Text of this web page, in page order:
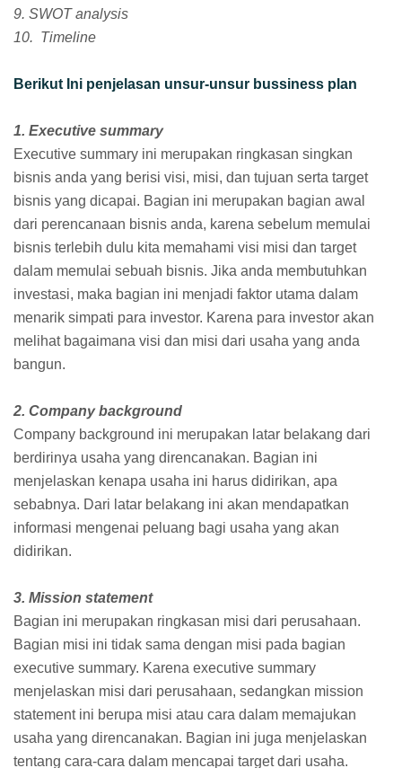
9. SWOT analysis
10. Timeline
Berikut Ini penjelasan unsur-unsur bussiness plan
1. Executive summary
Executive summary ini merupakan ringkasan singkan
bisnis anda yang berisi visi, misi, dan tujuan serta target
bisnis yang dicapai. Bagian ini merupakan bagian awal
dari perencanaan bisnis anda, karena sebelum memulai
bisnis terlebih dulu kita memahami visi misi dan target
dalam memulai sebuah bisnis. Jika anda membutuhkan
investasi, maka bagian ini menjadi faktor utama dalam
menarik simpati para investor. Karena para investor akan
melihat bagaimana visi dan misi dari usaha yang anda
bangun.
2. Company background
Company background ini merupakan latar belakang dari
berdirinya usaha yang direncanakan. Bagian ini
menjelaskan kenapa usaha ini harus didirikan, apa
sebabnya. Dari latar belakang ini akan mendapatkan
informasi mengenai peluang bagi usaha yang akan
didirikan.
3. Mission statement
Bagian ini merupakan ringkasan misi dari perusahaan.
Bagian misi ini tidak sama dengan misi pada bagian
executive summary. Karena executive summary
menjelaskan misi dari perusahaan, sedangkan mission
statement ini berupa misi atau cara dalam memajukan
usaha yang direncanakan. Bagian ini juga menjelaskan
tentang cara-cara dalam mencapai target dari usaha.